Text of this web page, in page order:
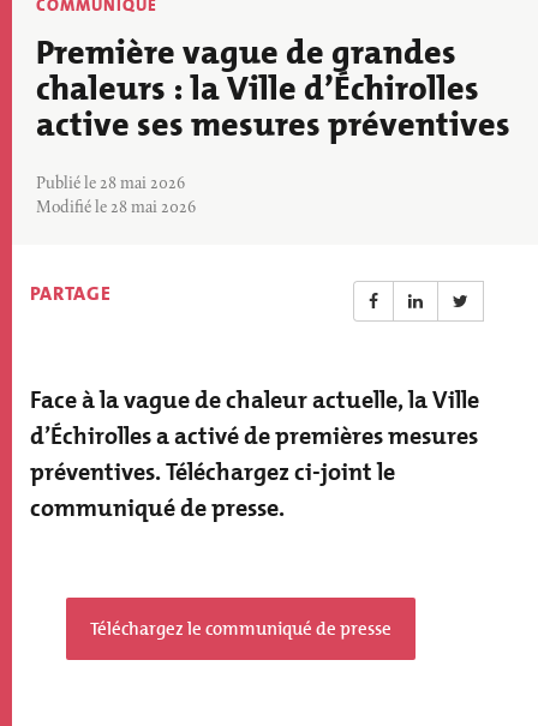
actu
COMMUNIQUÉ
Première vague de grandes
chaleurs : la Ville d’Échirolles
active ses mesures préventives
Publié le 28 mai 2026
Modifié le 28 mai 2026
PARTAGE
Résumé
actualité
Face à la vague de chaleur actuelle, la Ville
d’Échirolles a activé de premières mesures
préventives. Téléchargez ci-joint le
communiqué de presse.
Téléchargez le communiqué de presse